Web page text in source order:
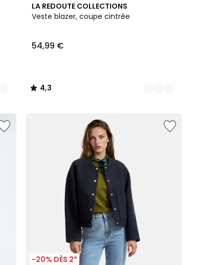
LA REDOUTE COLLECTIONS
Veste blazer, coupe cintrée
54,99 €
4,3
/ 5
3
Couleurs
4,3
/
-20% DÈS 2*